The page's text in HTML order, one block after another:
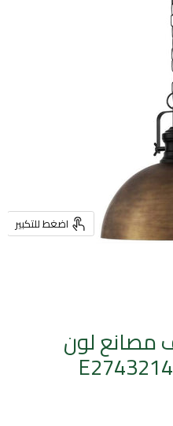
اضغط للتكبير
مصانع لون